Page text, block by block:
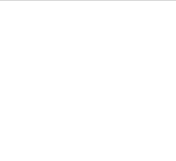
la tua location?